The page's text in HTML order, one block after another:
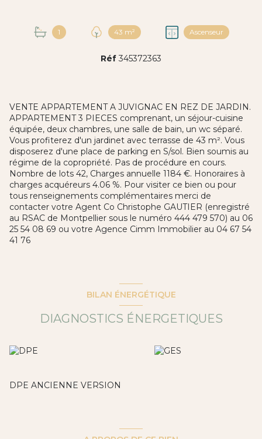
1 43 m² Ascenseur
Réf345372363
VENTE APPARTEMENT A JUVIGNAC EN REZ DE JARDIN.
APPARTEMENT 3 PIECES comprenant, un séjour-cuisine
équipée, deux chambres, une salle de bain, un wc séparé.
Vous profiterez d'un jardinet avec terrasse de 43 m². Vous
disposerez d'une place de parking en S/sol. Bien soumis au
régime de la copropriété. Pas de procédure en cours.
Nombre de lots 42, Charges annuelle 1184 €. Honoraires à
charges acquéreurs 4.06 %. Pour visiter ce bien ou pour
tous renseignements complémentaires merci de
contacter votre Agent Co Christophe GAUTIER (enregistré
au RSAC de Montpellier sous le numéro 444 479 570) au 06
25 54 08 69 ou votre Agence Cimm Immobilier au 04 67 54
41 76
BILAN ÉNERGÉTIQUE
DIAGNOSTICS ÉNERGETIQUES
DPE ANCIENNE VERSION